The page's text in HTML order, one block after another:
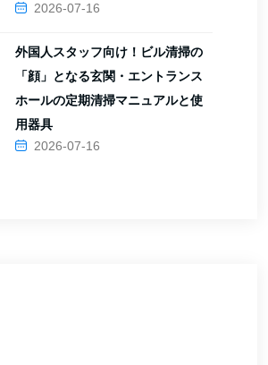
2026-07-16
外国人スタッフ向け！ビル清掃の
「顔」となる玄関・エントランス
ホールの定期清掃マニュアルと使
用器具
2026-07-16